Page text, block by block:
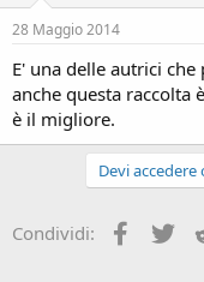
28 Maggio 2014
E' una delle autrici
anche questa raccolta
è il migliore.
Devi
Condividi: